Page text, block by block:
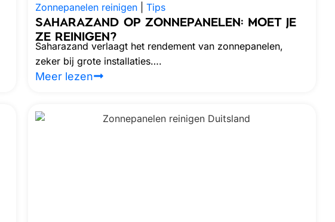
Zonnepanelen reinigen| Tips
SAHARAZAND OP ZONNEPANELEN: MOET JE
ZE REINIGEN?
Saharazand verlaagt het rendement van zonnepanelen,
zeker bij grote installaties….
Meer lezen